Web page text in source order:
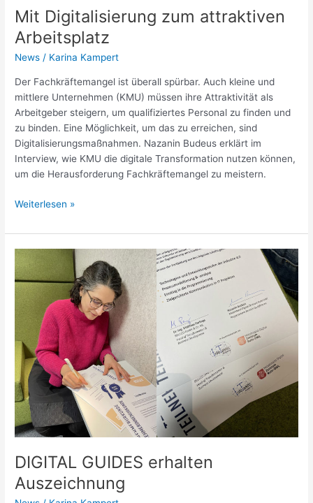
Mit Digitalisierung zum attraktiven
Arbeitsplatz
News / Karina Kampert
Der Fachkräftemangel ist überall spürbar. Auch kleine und
mittlere Unternehmen (KMU) müssen ihre Attraktivität als
Arbeitgeber steigern, um qualifiziertes Personal zu finden und
zu binden. Eine Möglichkeit, um das zu erreichen, sind
Digitalisierungsmaßnahmen. Nazanin Budeus erklärt im
Interview, wie KMU die digitale Transformation nutzen können,
um die Herausforderung Fachkräftemangel zu meistern.
Weiterlesen »
DIGITAL GUIDES erhalten
Auszeichnung
DIGITAL
GUIDES
erhalten
Auszeichnung